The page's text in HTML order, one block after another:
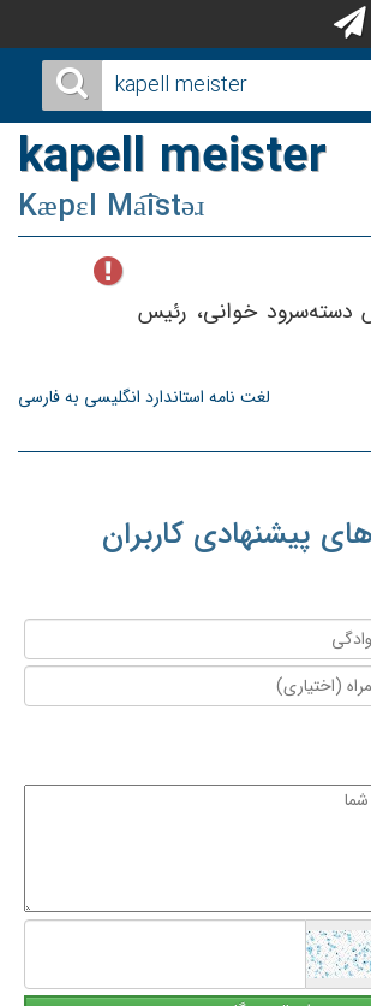
kapell meister
Kæpɛl Ma͡istəɹ
دسته‌سرود خوانی‌، رئیس‌
لغت نامه استاندارد انگلیسی به فارسی
پیشنهادی کاربران